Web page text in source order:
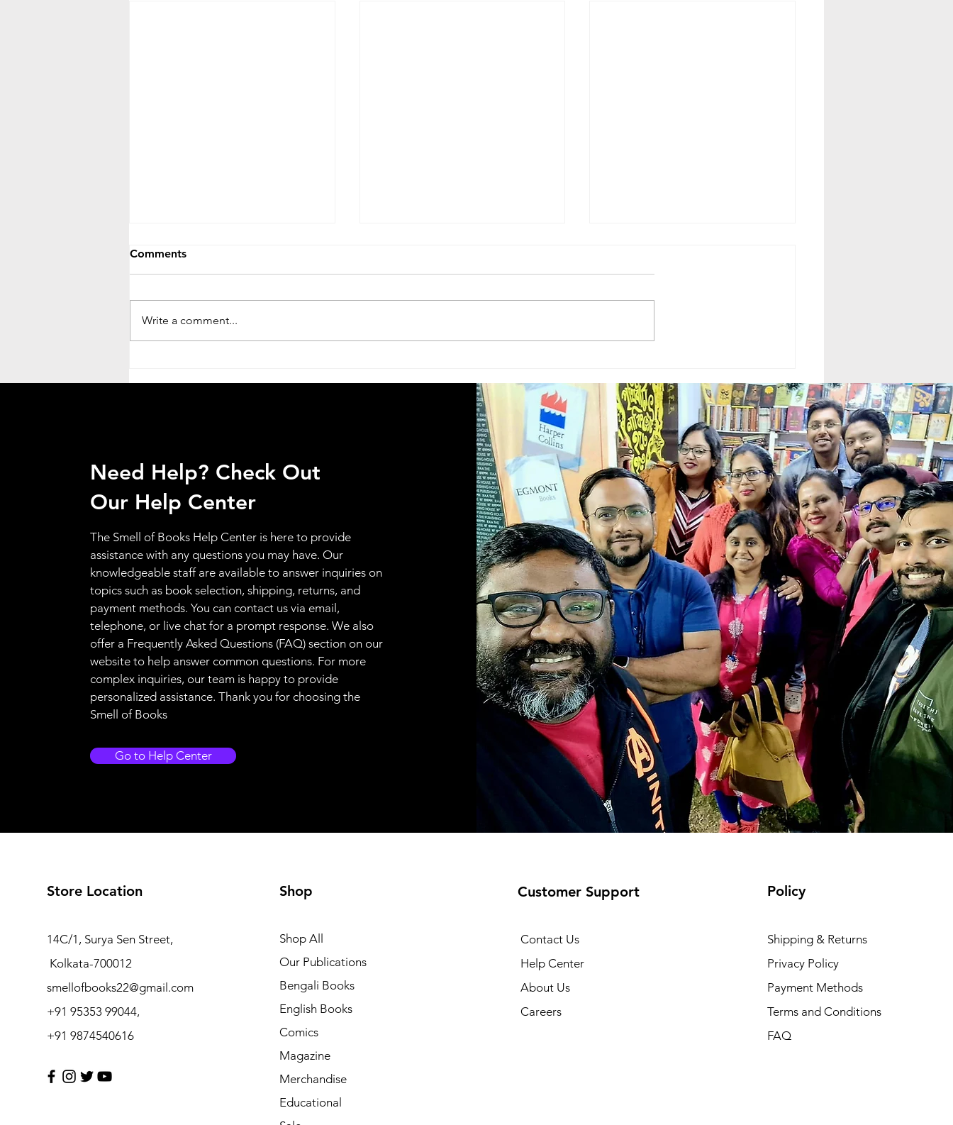
নগরী মৃত || Mohona Debroy
Dutta
Kundu
Comments
Write a comment...
Need Help? Check Out
Our Help Center
The Smell of Books Help Center is here to provide
assistance with any questions you may have. Our
knowledgeable staff are available to answer inquiries on
topics such as book selection, shipping, returns, and
payment methods. You can contact us via email,
telephone, or live chat for a prompt response. We also
offer a Frequently Asked Questions (FAQ) section on our
website to help answer common questions. For more
complex inquiries, our team is happy to provide
personalized assistance. Thank you for choosing the
Smell of Books
Go to Help Center
Store Location
14C/1, Surya Sen Street,
Kolkata-700012
smellofbooks22@gmail.com
+91 95353 99044,
+91 9874540616
Shop
Shop All
Our Publications
Bengali Books
English Books
Comics
Magazine
Merchandise
Educational
Customer Support
Contact Us
Help Center
About Us
Careers
Policy
Shipping & Returns
Privacy Policy
Payment Methods
Terms and Conditions
FAQ